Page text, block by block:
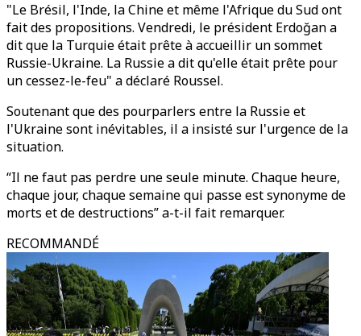
"Le Brésil, l'Inde, la Chine et même l'Afrique du Sud ont
fait des propositions. Vendredi, le président Erdoğan a
dit que la Turquie était prête à accueillir un sommet
Russie-Ukraine. La Russie a dit qu'elle était prête pour
un cessez-le-feu" a déclaré Roussel.
Soutenant que des pourparlers entre la Russie et
l'Ukraine sont inévitables, il a insisté sur l'urgence de la
situation.
“Il ne faut pas perdre une seule minute. Chaque heure,
chaque jour, chaque semaine qui passe est synonyme de
morts et de destructions” a-t-il fait remarquer.
RECOMMANDÉ